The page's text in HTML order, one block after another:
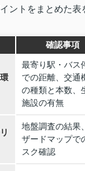
ントをまとめた表
確認事項
最寄り駅・バス
での距離、交通
の種類と本数、
施設の有無
地盤調査の結果
ザードマップで
スク確認